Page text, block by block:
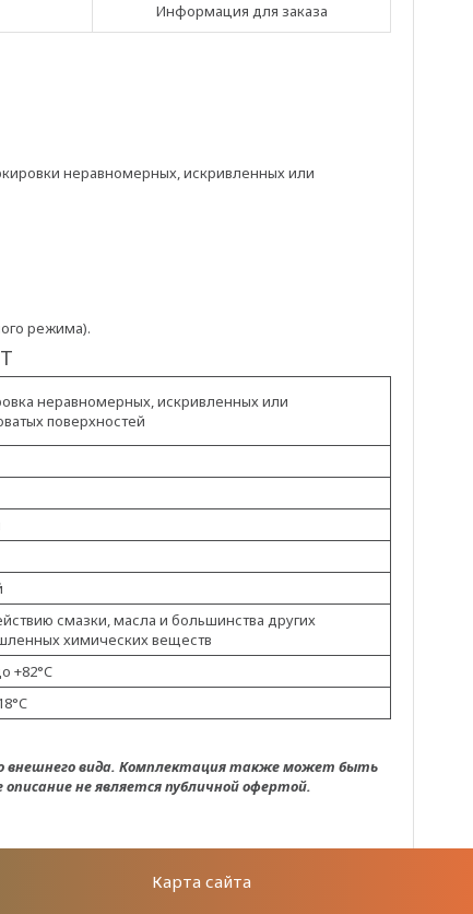
Информация для заказа
неравномерных, искривленных или
режима).
неравномерных, искривленных или
поверхностей
смазки, масла и большинства других
химических веществ
+82°C
внешнего вида. Комплектация также может быть
не является публичной офертой.
Карта сайта